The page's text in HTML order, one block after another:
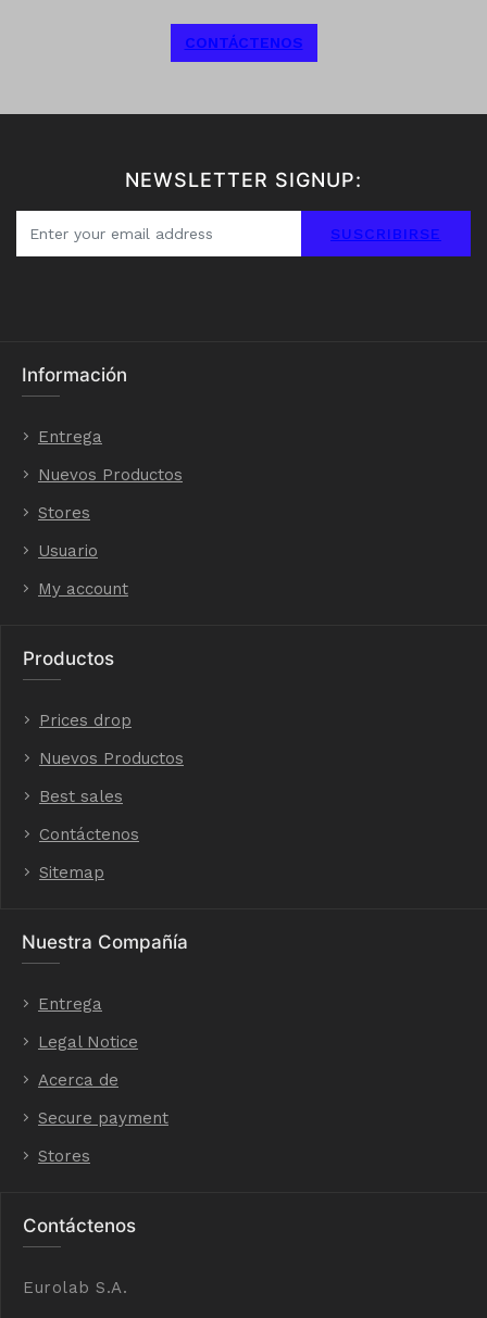
CONTÁCTENOS
NEWSLETTER SIGNUP:
SUSCRIBIRSE
Información
Entrega
Nuevos Productos
Stores
Usuario
My account
Productos
Prices drop
Nuevos Productos
Best sales
Contáctenos
Sitemap
Nuestra Compañía
Entrega
Legal Notice
Acerca de
Secure payment
Stores
Contáctenos
Eurolab S.A.